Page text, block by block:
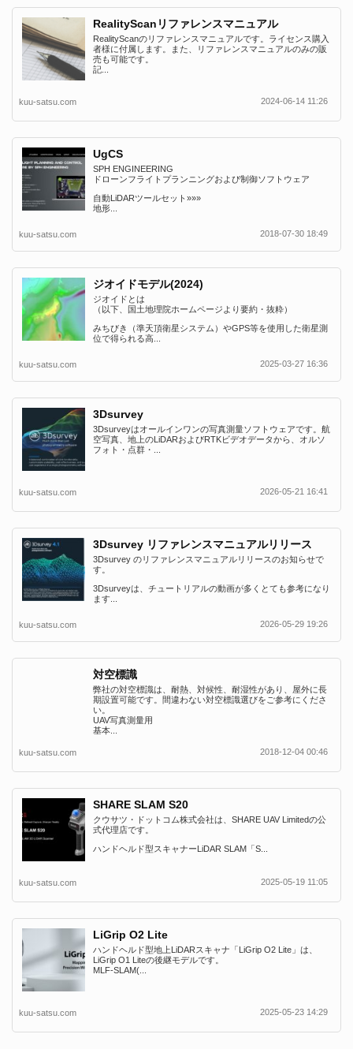
RealityScanリファレンスマニュアル
RealityScanのリファレンスマニュアルです。ライセンス購入
者様に付属します。また、リファレンスマニュアルのみの販
売も可能です。
記...
kuu-satsu.com 2024-06-14 11:26
UgCS
SPH ENGINEERING
ドローンフライトプランニングおよび制御ソフトウェア
自動LiDARツールセット»»»
地形...
kuu-satsu.com 2018-07-30 18:49
ジオイドモデル(2024)
ジオイドとは
（以下、国土地理院ホームページより要約・抜粋）
みちびき（準天頂衛星システム）やGPS等を使用した衛星測
位で得られる高...
kuu-satsu.com 2025-03-27 16:36
3Dsurvey
3Dsurveyはオールインワンの写真測量ソフトウェアです。航
空写真、地上のLiDARおよびRTKビデオデータから、オルソ
フォト・点群・...
kuu-satsu.com 2026-05-21 16:41
3Dsurvey リファレンスマニュアルリリース
3Dsurvey のリファレンスマニュアルリリースのお知らせで
す。
3Dsurveyは、チュートリアルの動画が多くとても参考になり
ます...
kuu-satsu.com 2026-05-29 19:26
対空標識
弊社の対空標識は、耐熱、対候性、耐湿性があり、屋外に長
期設置可能です。間違わない対空標識選びをご参考にくださ
い。
UAV写真測量用
基本...
kuu-satsu.com 2018-12-04 00:46
SHARE SLAM S20
クウサツ・ドットコム株式会社は、SHARE UAV Limitedの公
式代理店です。
ハンドヘルド型スキャナーLiDAR SLAM「S...
kuu-satsu.com 2025-05-19 11:05
LiGrip O2 Lite
ハンドヘルド型地上LiDARスキャナ「LiGrip O2 Lite」は、
LiGrip O1 Liteの後継モデルです。
MLF-SLAM(...
kuu-satsu.com 2025-05-23 14:29